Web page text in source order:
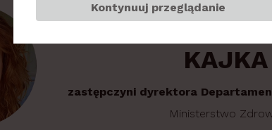
DOMINIKA
KAJKA
zastępczyni dyrektora
Ministerstwo
Kontynuuj przeglądanie